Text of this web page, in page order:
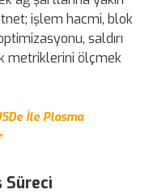
işlem hacmi, blok
saldırı
metriklerini ölçmek
İle Plasma
Süreci